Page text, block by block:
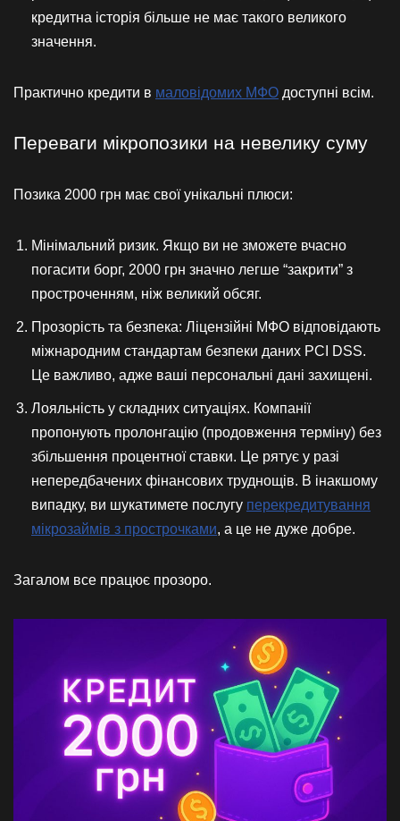
кредитна історія більше не має такого великого
значення.
Практично кредити в маловідомих МФО доступні всім.
Переваги мікропозики на невелику суму
Позика 2000 грн має свої унікальні плюси:
Мінімальний ризик. Якщо ви не зможете вчасно
погасити борг, 2000 грн значно легше “закрити” з
простроченням, ніж великий обсяг.
Прозорість та безпека: Ліцензійні МФО відповідають
міжнародним стандартам безпеки даних PCI DSS.
Це важливо, адже ваші персональні дані захищені.
Лояльність у складних ситуаціях. Компанії
пропонують пролонгацію (продовження терміну) без
збільшення процентної ставки. Це рятує у разі
непередбачених фінансових труднощів. В інакшому
випадку, ви шукатимете послугу перекредитування
мікрозаймів з прострочками, а це не дуже добре.
Загалом все працює прозоро.